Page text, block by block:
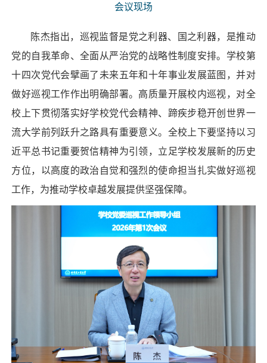
会议现场
陈杰指出，巡视监督是党之利器、国之利器，是推动
党的自我革命、全面从严治党的战略性制度安排。学校第
十四次党代会擘画了未来五年和十年事业发展蓝图，并对
做好巡视工作作出明确部署。高质量开展校内巡视，对全
校上下贯彻落实好学校党代会精神、蹄疾步稳开创世界一
流大学前列跃升之路具有重要意义。全校上下要坚持以习
近平总书记重要贺信精神为引领，立足学校发展新的历史
方位，以高度的政治自觉和强烈的使命担当扎实做好巡视
工作，为推动学校卓越发展提供坚强保障。